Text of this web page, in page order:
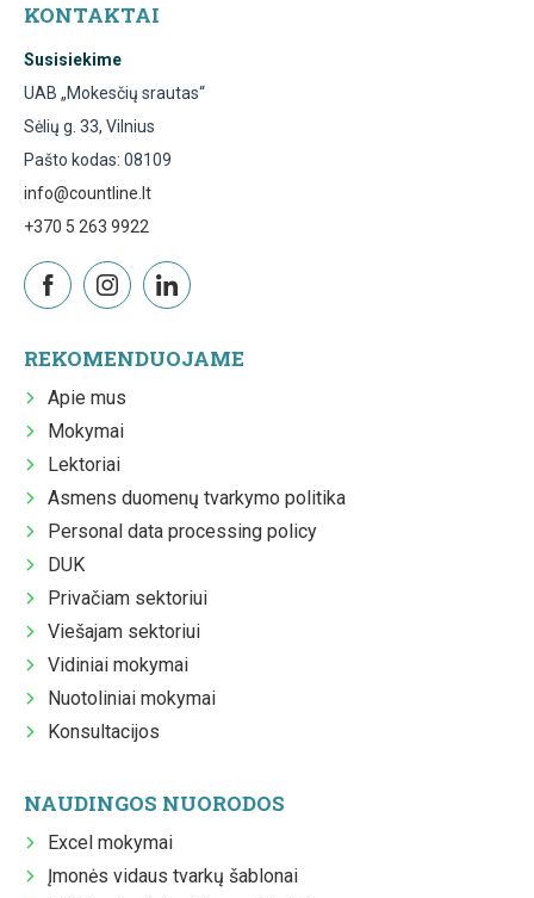
KONTAKTAI
Susisiekime
UAB „Mokesčių srautas“
Sėlių g. 33, Vilnius
Pašto kodas: 08109
info@countline.lt
+370 5 263 9922
REKOMENDUOJAME
Apie mus
Mokymai
Lektoriai
Asmens duomenų tvarkymo politika
Personal data processing policy
DUK
Privačiam sektoriui
Viešajam sektoriui
Vidiniai mokymai
Nuotoliniai mokymai
Konsultacijos
NAUDINGOS NUORODOS
Excel mokymai
Įmonės vidaus tvarkų šablonai